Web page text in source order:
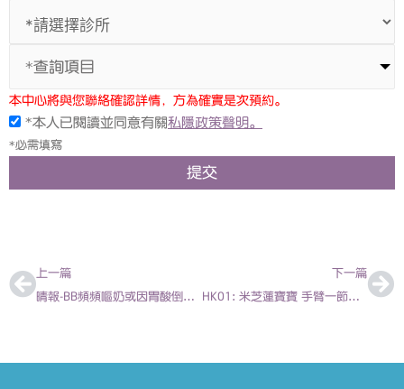
*查詢項目
本中心將與您聯絡確認詳情，方為確實是次預約。
*本人已閱讀並同意有關私隱政策聲明。
*必需填寫
提交
上一篇
晴報-BB頻頻嘔奶或因胃酸倒流-陳亦俊 兒科專科醫生
下一篇
HK01: 米芝蓮寶寶 手臂一節節好可愛？醫生：呢個情況可能要做手術 2020-07-29 | 陳欣永醫生